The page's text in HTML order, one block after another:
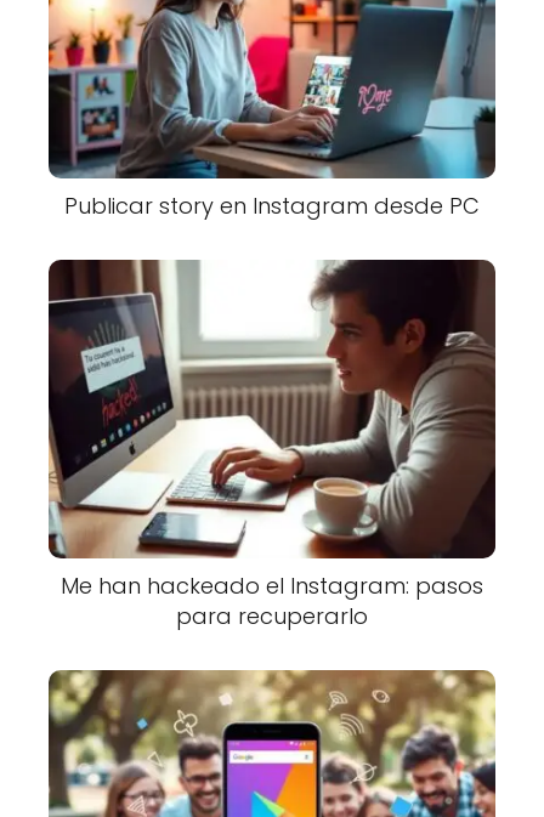
Publicar story en Instagram desde PC
Me han hackeado el Instagram: pasos
para recuperarlo